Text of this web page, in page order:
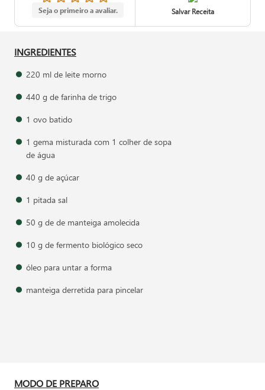
Seja o primeiro a avaliar. Salvar Receita
INGREDIENTES
220 ml de leite morno
440 g de farinha de trigo
1 ovo batido
1 gema misturada com 1 colher de sopa
de água
40 g de açúcar
1 pitada sal
50 g de de manteiga amolecida
10 g de fermento biológico seco
óleo para untar a forma
manteiga derretida para pincelar
MODO DE PREPARO